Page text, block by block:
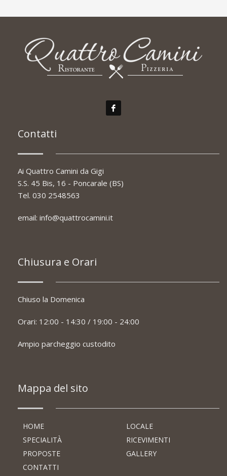
Contatti
Ai Quattro Camini da Gigi
S.S. 45 Bis, 16 - Poncarale (BS)
Tel. 030 2548563
email: info@quattrocamini.it
Chiusura e Orari
Chiuso la Domenica
Orari: 12:00 - 14:30 / 19:00 - 24:00
Ampio parcheggio custodito
Mappa del sito
HOME
LOCALE
SPECIALITÀ
RICEVIMENTI
PROPOSTE
GALLERY
CONTATTI